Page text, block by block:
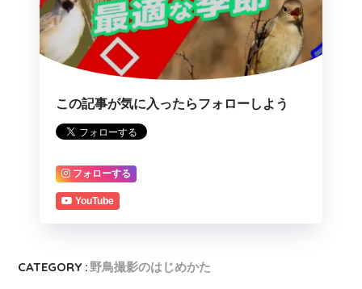
この記事が気に入ったらフォローしよう
フォローする
YouTube
CATEGORY : 野鳥撮影のはじめかた